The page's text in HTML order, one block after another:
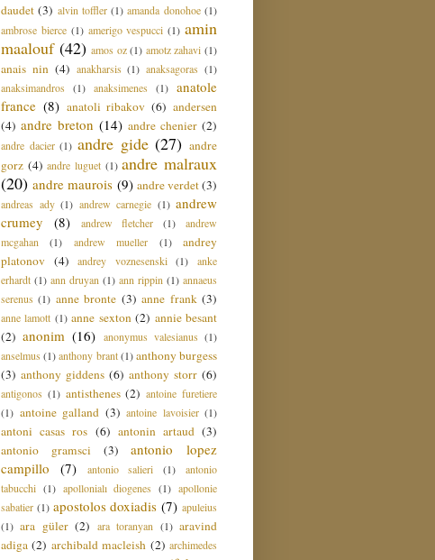
daudet (3) alvin toffler (1) amanda donohoe (1)
ambrose bierce (1) amerigo vespucci (1) amin
maalouf (42) amos oz (1) amotz zahavi (1)
anais nin (4) anakharsis (1) anaksagoras (1)
anaksimandros
(1) anaksimenes (1) anatole
france (8) anatoli ribakov (6) andersen
(4) andre breton (14) andre chenier (2)
andre dacier (1) andre gide (27) andre
gorz (4) andre luguet (1) andre malraux
(20) andre maurois (9) andre verdet(3)
andreas ady (1) andrew carnegie (1) andrew
crumey
(8) andrew fletcher (1)
andrew
mcgahan
(1) andrew mueller (1)
andrey
platonov (4) andrey voznesenski (1)
anke
erhardt (1) ann druyan (1) ann rippin (1) annaeus
serenus (1) anne bronte (3) anne frank (3)
anne lamott (1) anne sexton (2) annie besant
(2) anonim (16) anonymus valesianus (1)
anselmus (1) anthony brant (1) anthony burgess
(3) anthony giddens (6) anthony storr (6)
antigonos (1) antisthenes (2) antoine furetiere
(1) antoine galland (3) antoine lavoisier (1)
antoni casas ros (6) antonin artaud (3)
antonio gramsci
(3)
antonio lopez
campillo
(7) antonio salieri (1)
antonio
tabucchi (1) apollonialı diogenes (1) apollonie
sabatier (1) apostolos doxiadis (7) apuleius
(1) ara güler (2) ara toranyan (1) aravind
adiga (2) archibald macleish (2) archimedes